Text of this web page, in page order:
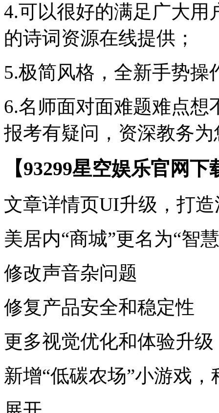
4.可以很好的满足广大用
的诗词资源在线提供；
5.极简风格，全新手势操
6.名师面对面难题难点
报考有疑问，资深教务为
【93299星空娱乐官网
文章详情页UI升级，打
美居内“商城”更名为“智
修改声音杂问题
修复产品安全和稳定性
更多视觉优化和体验升级
新增“低碳农场”小游戏